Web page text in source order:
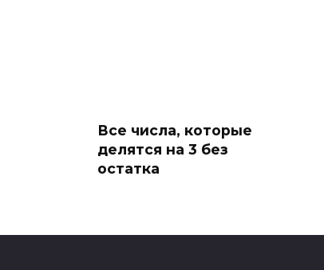
Все числа, которые
делятся на 3 без
остатка